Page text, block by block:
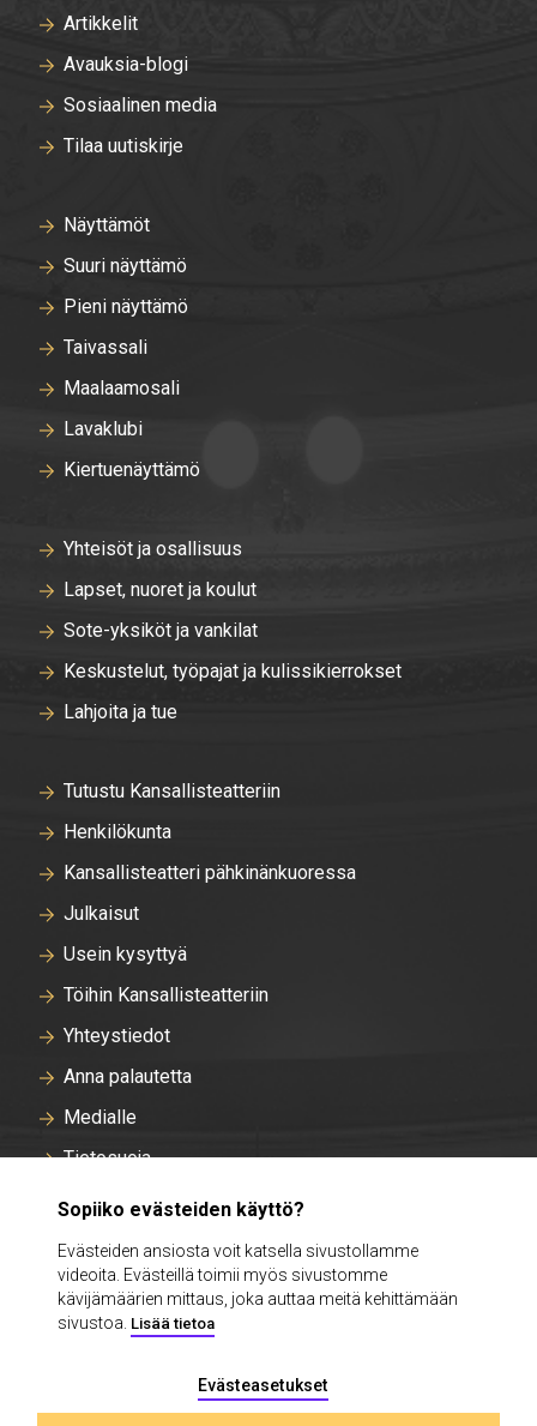
Artikkelit
Avauksia-blogi
Sosiaalinen media
Tilaa uutiskirje
Näyttämöt
Suuri näyttämö
Pieni näyttämö
Taivassali
Maalaamosali
Lavaklubi
Kiertuenäyttämö
Yhteisöt ja osallisuus
Lapset, nuoret ja koulut
Sote-yksiköt ja vankilat
Keskustelut, työpajat ja kulissikierrokset
Lahjoita ja tue
Tutustu Kansallisteatteriin
Henkilökunta
Kansallisteatteri pähkinänkuoressa
Julkaisut
Usein kysyttyä
Töihin Kansallisteatteriin
Yhteystiedot
Anna palautetta
Medialle
Tietosuoja
Tallentavan kameravalvonnan rekisteriseloste
Evästeasetukset
Intra
Sopiiko evästeiden käyttö?
Evästeiden ansiosta voit katsella sivustollamme
videoita. Evästeillä toimii myös sivustomme
kävijämäärien mittaus, joka auttaa meitä kehittämään
sivustoa. Lisää tietoa
Evästeasetukset